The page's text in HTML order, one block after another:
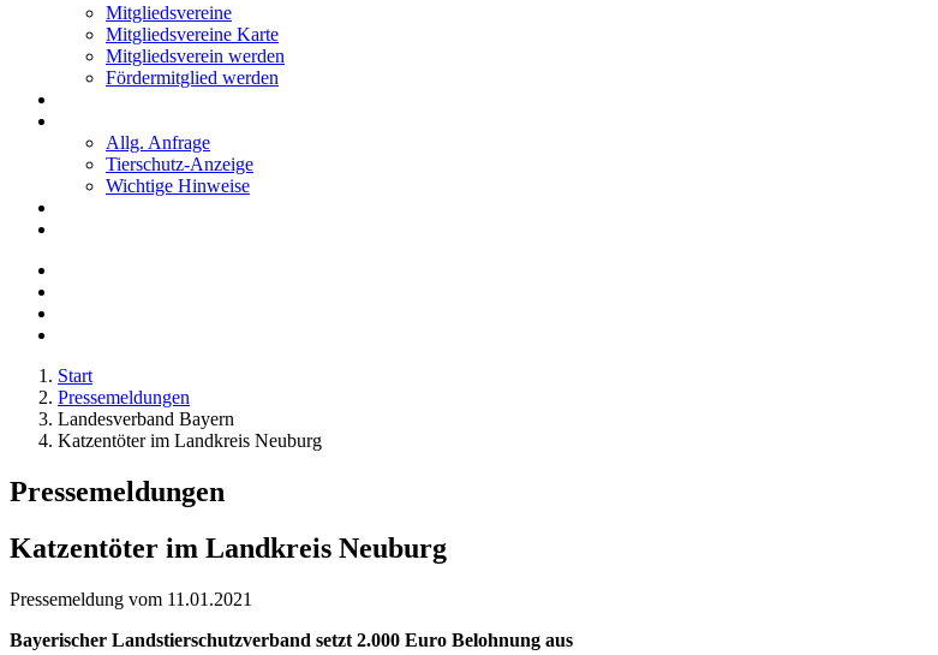
Mitgliedsvereine
Mitgliedsvereine Karte
Mitgliedsverein werden
Fördermitglied werden
Allg. Anfrage
Tierschutz-Anzeige
Wichtige Hinweise
Start
Pressemeldungen
Landesverband Bayern
Katzentöter im Landkreis Neuburg
Pressemeldungen
Katzentöter im Landkreis Neuburg
Pressemeldung vom 11.01.2021
Bayerischer Landstierschutzverband setzt 2.000 Euro Belohnung aus